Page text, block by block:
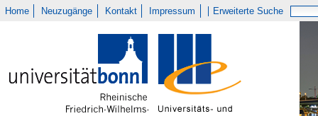
Home Neuzugänge Kontakt Impressum Erweiterte Suche